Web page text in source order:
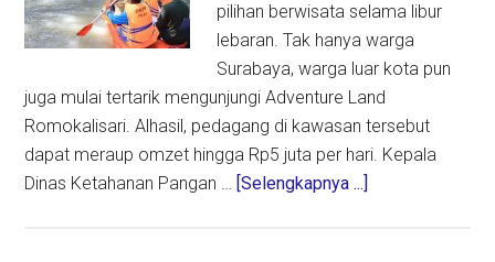
pilihan berwisata selama libur
lebaran. Tak hanya warga
Surabaya, warga luar kota pun
juga mulai tertarik mengunjungi Adventure Land
Romokalisari. Alhasil, pedagang di kawasan tersebut
dapat meraup omzet hingga Rp5 juta per hari. Kepala
Dinas Ketahanan Pangan … [Selengkapnya ...]